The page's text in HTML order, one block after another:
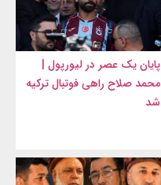
پایان یک عصر در لیورپول |
محمد صلاح راهی فوتبال ترکیه
شد